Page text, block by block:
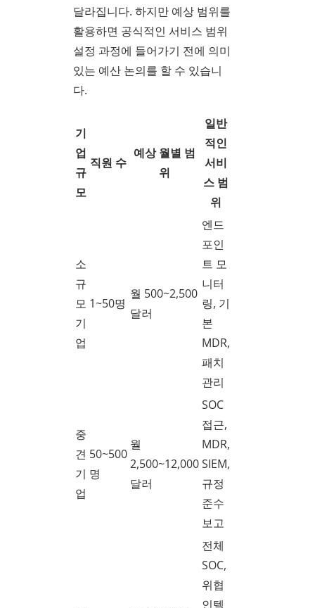
달라집니다. 하지만 예상 범위를
활용하면 공식적인 서비스 범위
설정 과정에 들어가기 전에 의미
있는 예산 논의를 할 수 있습니
다.
기
업
규
모
직원 수
예상 월별 범
위
일반
적인
서비
스 범
위
소
규
모
기
업
1~50명
월 500~2,500
달러
엔드
포인
트 모
니터
링, 기
본
MDR,
패치
관리
중
견
기
업
50~500
명
월
2,500~12,000
달러
SOC
접근,
MDR,
SIEM,
규정
준수
보고
전체
SOC,
위협
인텔